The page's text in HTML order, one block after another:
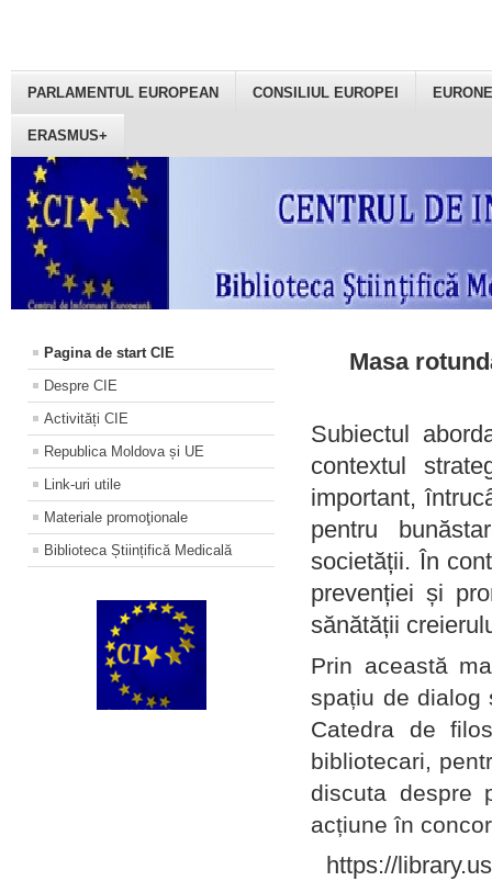
PARLAMENTUL EUROPEAN CONSILIUL EUROPEI
ERASMUS+
Pagina de start CIE
Despre CIE
Activități CIE
Republica Moldova și UE
Link-uri utile
Materiale promoţionale
Biblioteca Științifică Medicală
Masa
Subiectul
contextul
important,
pentru
societății. În
prevenției și
sănătății
Prin această
spațiu de dialog
Catedra de
bibliotecari,
discuta despre
acțiune în
https://